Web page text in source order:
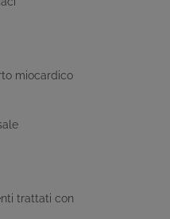
miocardico
trattati con